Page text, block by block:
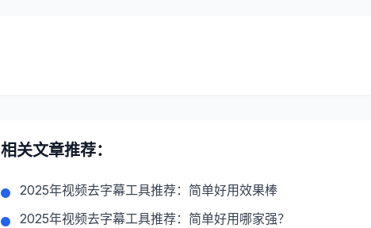
相关文章推荐：
2025年视频去字幕工具推荐：简单好用效果棒
2025年视频去字幕工具推荐：简单好用哪家强？